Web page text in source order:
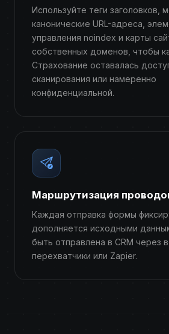
Используйте теги заголовков,
канонические URL-адреса,
управления noindex и карты
собственных доменов, чтобы
Страхование оставалась
сканирования или намеренно
конфиденциальной.
Маршрутизация
Каждая отправка формы
дополняется исходными
быть отправлена ​​в CRM через
перехватчики или Zapier.